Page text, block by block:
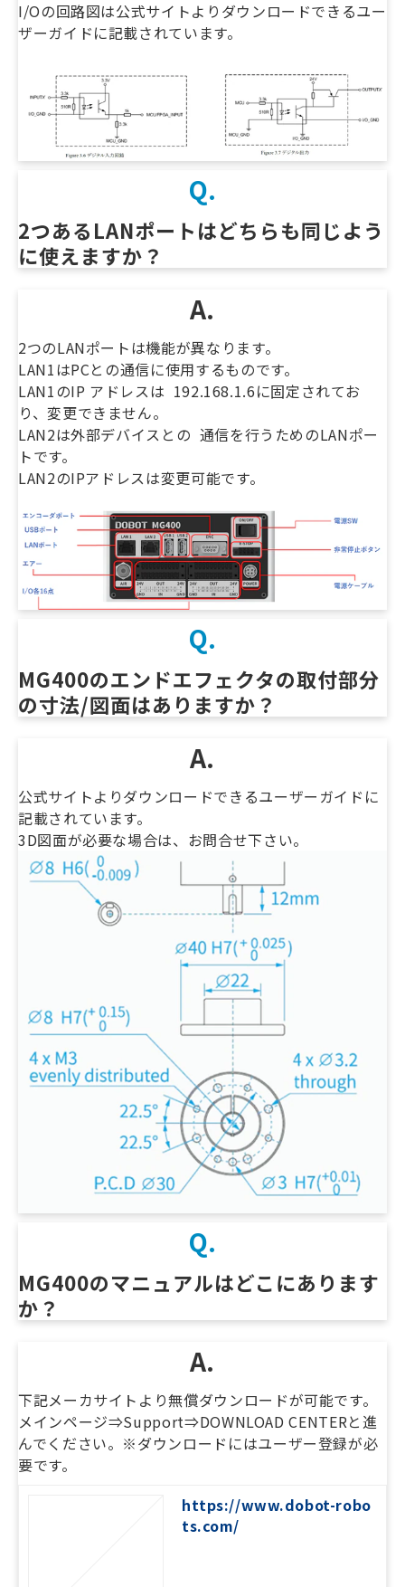
I/Oの回路図は公式サイトよりダウンロードできるユー
ザーガイドに記載されています。
Q.
2つあるLANポートはどちらも同じよう
に使えますか？
A.
2つのLANポートは機能が異なります。
LAN1はPCとの通信に使用するものです。
LAN1のIP アドレスは 192.168.1.6に固定されてお
り、変更できません。
LAN2は外部デバイスとの 通信を行うためのLANポー
トです。
LAN2のIPアドレスは変更可能です。
Q.
MG400のエンドエフェクタの取付部分
の寸法/図面はありますか？
A.
公式サイトよりダウンロードできるユーザーガイドに
記載されています。
3D図面が必要な場合は、お問合せ下さい。
Q.
MG400のマニュアルはどこにあります
か？
A.
下記メーカサイトより無償ダウンロードが可能です。
メインページ⇒Support⇒DOWNLOAD CENTERと進
んでください。※ダウンロードにはユーザー登録が必
要です。
https://www.dobot-robo
ts.com/